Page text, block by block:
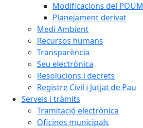
Modificacions del POUM
Planejament derivat
Medi Ambient
Recursos humans
Transparència
Seu electrònica
Resolucions i decrets
Registre Civil i Jutjat de Pau
Serveis i tràmits
Tramitació electrònica
Oficines municipals